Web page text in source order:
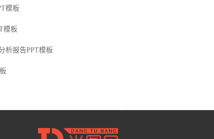
模板
模板
析报告PPT模板